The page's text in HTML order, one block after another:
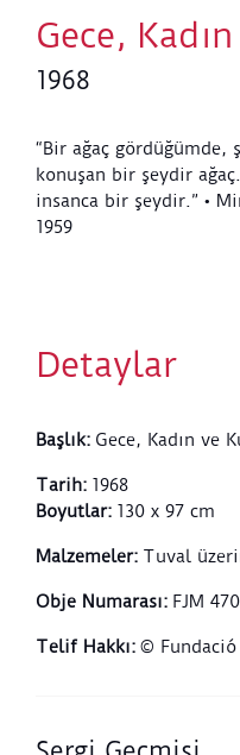
Gece,
1968
“Bir ağaç
konuşan bir şeydir
insanca bir şeydir.” •
1959
Detaylar
Başlık: Gece, Kadın ve
Tarih: 1968
Boyutlar: 130 x 97 cm
Malzemeler: Tuval
Obje Numarası: FJM
Telif Hakkı: © Fundació